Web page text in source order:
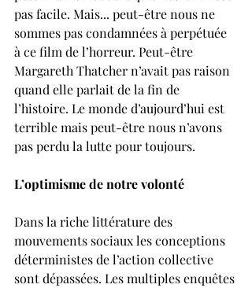
pas facile. Mais... peut-être nous ne
sommes pas condamnées à perpétuée
à ce film de l’horreur. Peut-être
Margareth Thatcher n’avait pas raison
quand elle parlait de la fin de
l’histoire. Le monde d’aujourd’hui est
terrible mais peut-être nous n’avons
pas perdu la lutte pour toujours.
L’optimisme de notre volonté
Dans la riche littérature des
mouvements sociaux les conceptions
déterministes de l’action collective
sont dépassées. Les multiples enquêtes